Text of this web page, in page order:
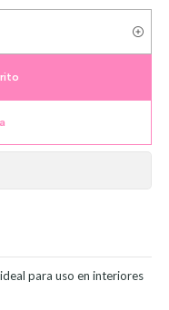
para uso en interiores